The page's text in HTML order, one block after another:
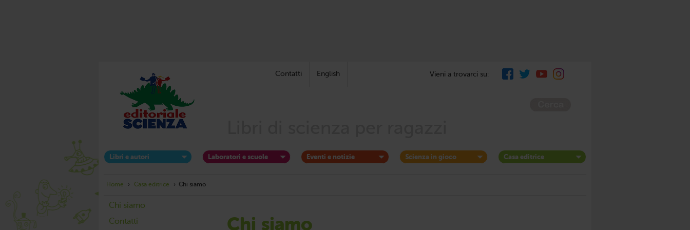
Contatti English Vieni a trovarci su:
Libri e autori Laboratori e scuole Eventi e notizie Scienza in gioco Casa editrice
Home › Casa editrice › Chi siamo
Chi siamo
Contatti
Chi siamo